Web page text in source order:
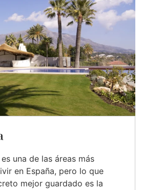
una de las áreas más
en España, pero lo que
mejor guardado es la